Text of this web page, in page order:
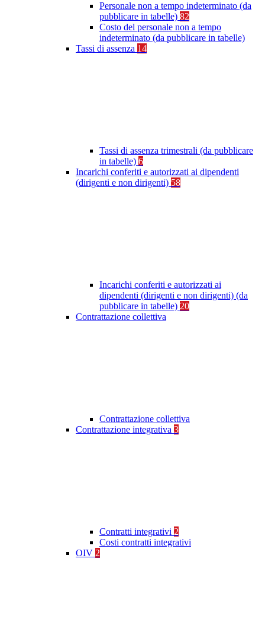
Personale non a tempo indeterminato (da
pubblicare in tabelle) 82
Costo del personale non a tempo
indeterminato (da pubblicare in tabelle)
Tassi di assenza 14
Tassi di assenza trimestrali (da pubblicare
in tabelle) 6
Incarichi conferiti e autorizzati ai dipendenti
(dirigenti e non dirigenti) 58
Incarichi conferiti e autorizzati ai
dipendenti (dirigenti e non dirigenti) (da
pubblicare in tabelle) 20
Contrattazione collettiva
Contrattazione collettiva
Contrattazione integrativa 3
Contratti integrativi 2
Costi contratti integrativi
OIV 2